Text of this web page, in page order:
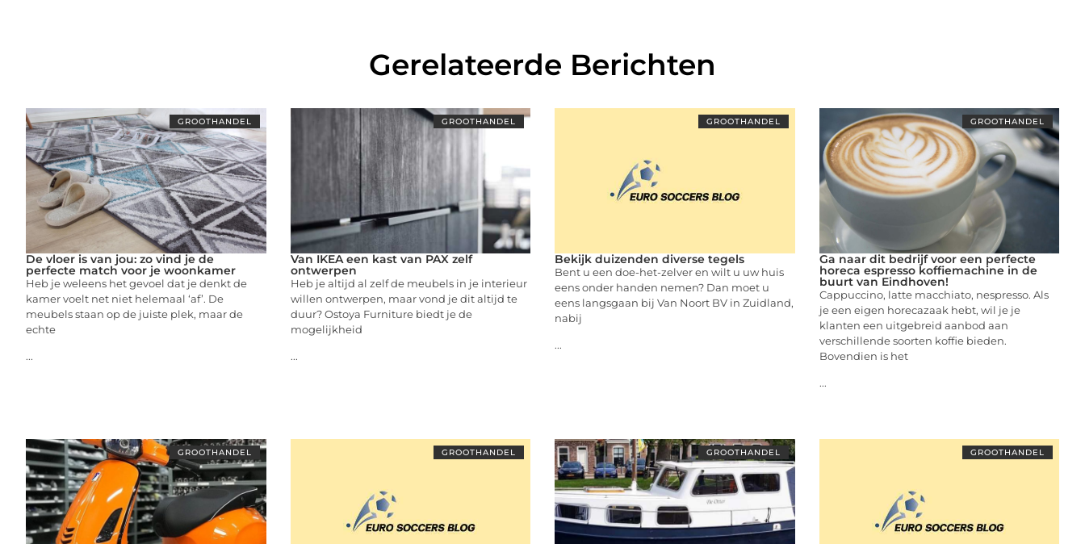
Gerelateerde Berichten
GROOTHANDEL
De vloer is van jou: zo vind je de
perfecte match voor je woonkamer
Heb je weleens het gevoel dat je denkt de
kamer voelt net niet helemaal ‘af’. De
meubels staan op de juiste plek, maar de
echte
...
GROOTHANDEL
Van IKEA een kast van PAX zelf
ontwerpen
Heb je altijd al zelf de meubels in je interieur
willen ontwerpen, maar vond je dit altijd te
duur? Ostoya Furniture biedt je de
mogelijkheid
...
GROOTHANDEL
Bekijk duizenden diverse tegels
Bent u een doe-het-zelver en wilt u uw huis
eens onder handen nemen? Dan moet u
eens langsgaan bij Van Noort BV in Zuidland,
nabij
...
GROOTHANDEL
Ga naar dit bedrijf voor een perfecte
horeca espresso koffiemachine in de
buurt van Eindhoven!
Cappuccino, latte macchiato, nespresso. Als
je een eigen horecazaak hebt, wil je je
klanten een uitgebreid aanbod aan
verschillende soorten koffie bieden.
Bovendien is het
...
GROOTHANDEL GROOTHANDEL GROOTHANDEL GROOTHANDEL